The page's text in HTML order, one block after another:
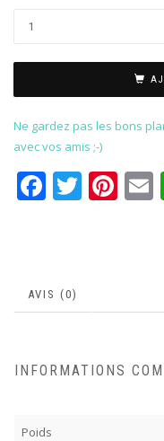
Ne gardez pas les bons
avec vos amis ;-)
AVIS (0)
INFORMATIONS
Poids